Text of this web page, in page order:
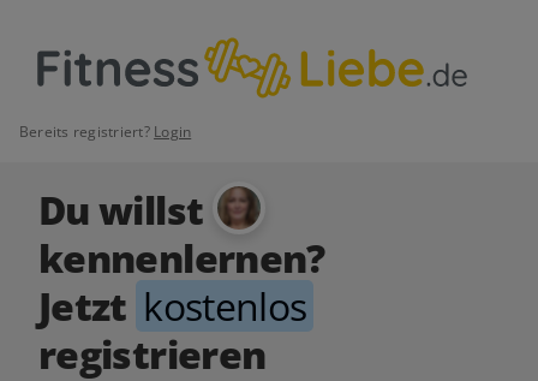
Bereits registriert? Login
Du willst
kennenlernen?
Jetzt kostenlos
registrieren